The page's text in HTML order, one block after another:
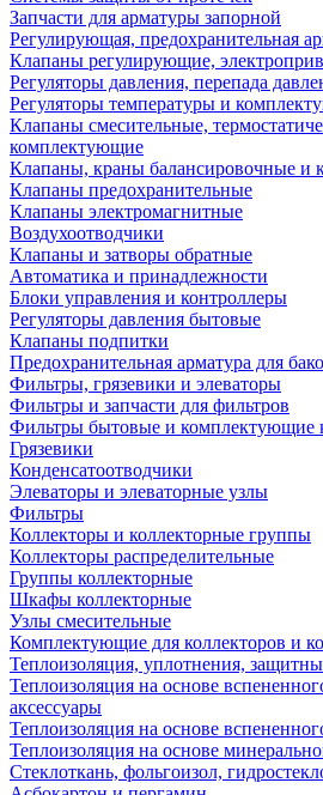
Запчасти для арматуры запорной
Регулирующая, предохранительная
Клапаны регулирующие,
Регуляторы давления, перепада
Регуляторы температуры и
Клапаны смесительные,
комплектующие
Клапаны, краны балансировочные и
Клапаны предохранительные
Клапаны электромагнитные
Воздухоотводчики
Клапаны и затворы обратные
Автоматика и принадлежности
Блоки управления и контроллеры
Регуляторы давления бытовые
Клапаны подпитки
Предохранительная арматура для
Фильтры, грязевики и элеваторы
Фильтры и запчасти для фильтров
Фильтры бытовые и комплектующие
Грязевики
Конденсатоотводчики
Элеваторы и элеваторные узлы
Фильтры
Коллекторы и коллекторные группы
Коллекторы распределительные
Группы коллекторные
Шкафы коллекторные
Узлы смесительные
Комплектующие для коллекторов и
Теплоизоляция, уплотнения,
Теплоизоляция на основе
аксессуары
Теплоизоляция на основе
Теплоизоляция на основе
Стеклоткань, фольгоизол,